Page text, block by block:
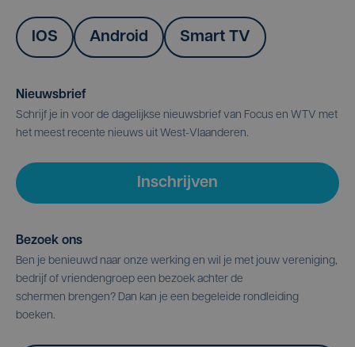
IOS Android Smart TV
Nieuwsbrief
Schrijf je in voor de dagelijkse nieuwsbrief van Focus en WTV met
het meest recente nieuws uit West-Vlaanderen.
Inschrijven
Bezoek ons
Ben je benieuwd naar onze werking en wil je met jouw vereniging,
bedrijf of vriendengroep een bezoek achter de
schermen brengen? Dan kan je een begeleide rondleiding
boeken.